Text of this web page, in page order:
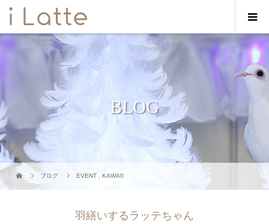
BLOG
ブログ EVENT ,KAWAII
羽繕いするラッテちゃん